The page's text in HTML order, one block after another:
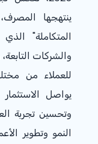
ينتهجها
المتكاملة"
والشركات
للعملاء من
يواصل
وتحسين تجربة
النمو وتطوير